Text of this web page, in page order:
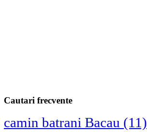
Cautari frecvente
camin batrani Bacau (11)